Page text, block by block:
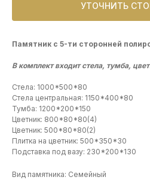
УТОЧНИТЬ
Памятник с 5-ти сторонней
В комплект входит стела, тумба,
Стела: 1000*500*80
Стела центральная: 1150*400*80
Тумба: 1200*200*150
Цветник: 800*80*80(4)
Цветник: 500*80*80(2)
Плитка на цветник: 500*350*30
Подставка под вазу: 230*200*130
Вид памятника: Семейный